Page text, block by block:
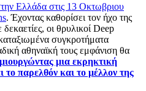
Ελλάδα στις 13 Οκτωβριου
. Έχοντας καθορίσει τον ήχο της
οι θρυλικοί Deep
συγκροτήματα
αθηναϊκή τους εμφάνιση θα
μια εκρηκτική
παρελθόν και το μέλλον της